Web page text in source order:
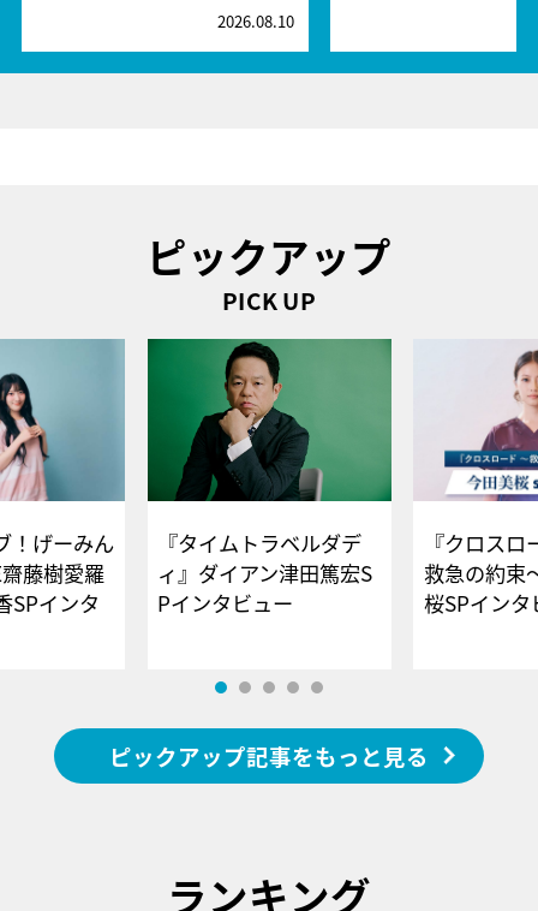
2026.08.10
ピックアップ
PICK UP
！げーみん
藤樹愛羅
SPインタ
『タイムトラベルダデ
ィ』ダイアン津田篤宏S
Pインタビュー
『クロス
救急の約束
桜SPイ
ピックアップ記事をもっと見る
ランキング